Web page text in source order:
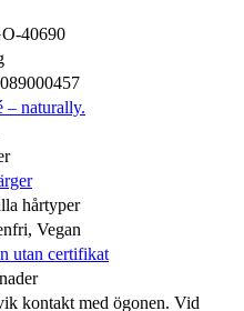
40690
– naturally.
hårtyper
Vegan
utan certifikat
kontakt med ögonen. Vid